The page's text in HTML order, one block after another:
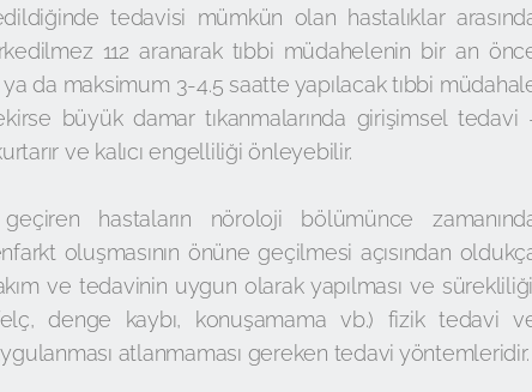
tedavisi mümkün olan hastalıklar
112 aranarak tıbbi müdahelenin bir an
ya da maksimum 3-4.5 saatte yapılacak tıbbi
büyük damar tıkanmalarında girişimsel tedavi
ve kalıcı engelliliği önleyebilir.
hastaların nöroloji bölümünce
oluşmasının önüne geçilmesi açısından
ve tedavinin uygun olarak yapılması ve
denge kaybı, konuşamama vb.) fizik tedavi
atlanmaması gereken tedavi yöntemleridir.